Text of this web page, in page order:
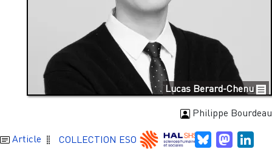
Lucas Berard-Chenu
Philippe Bourdeau
Article COLLECTION ESO Bluesky